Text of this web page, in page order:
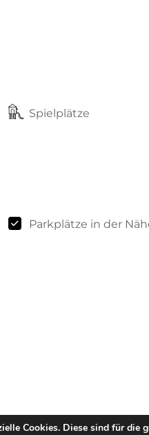
Spielplätze
Parkplätze in der
Cookies. Diese sind für die